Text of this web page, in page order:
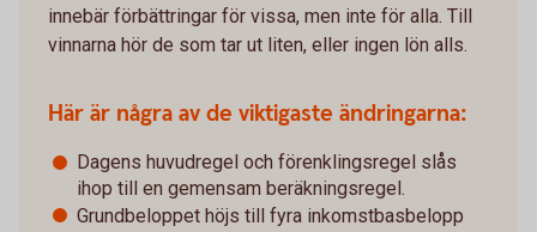
innebär förbättringar för vissa, men inte för alla. Till
vinnarna hör de som tar ut liten, eller ingen lön alls.
Här är några av de viktigaste ändringarna:
Dagens huvudregel och förenklingsregel slås
ihop till en gemensam beräkningsregel.
Grundbeloppet höjs till fyra inkomstbasbelopp